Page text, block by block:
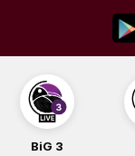
content
BiG 3